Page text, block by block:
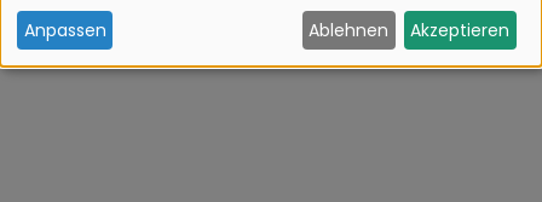
e
r
Anpassen Ablehnen Akzeptieren